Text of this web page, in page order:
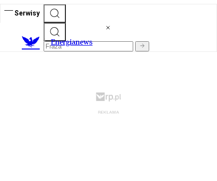
Serwisy
Energianews